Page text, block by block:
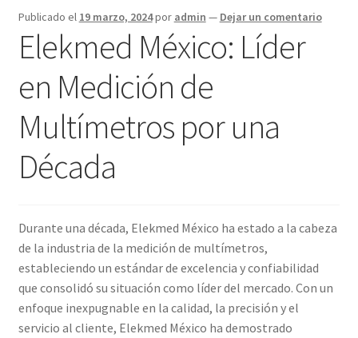
¿Qué es un amperímetro de gancho y cuál es su función
¿Qué es un Amperímetro y Cuál es su Función Principal?
¿Qué es un medidor de tierras y cuál es su función Principal?
¿Qué es un multímetro y cuál es su función Principal?
Amperímetro con certificado de calibración
Calibración de Amperímetros – Elekmed México
Calibración de Medidores de Resistencia – Elekmed México
Publicado el 19 marzo, 2024por admin — Dejar un comentario
Elekmed México: Líder
en Medición de
Multímetros por una
Década
Durante una década, Elekmed México ha estado a la cabeza
de la industria de la medición de multímetros,
estableciendo un estándar de excelencia y confiabilidad
que consolidó su situación como líder del mercado. Con un
enfoque inexpugnable en la calidad, la precisión y el
servicio al cliente, Elekmed México ha demostrado